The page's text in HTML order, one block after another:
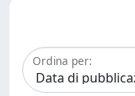
Ordina per: